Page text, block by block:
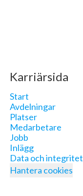
Karriärsida
Start
Avdelningar
Platser
Medarbetare
Jobb
Inlägg
Data och integritet
Hantera cookies